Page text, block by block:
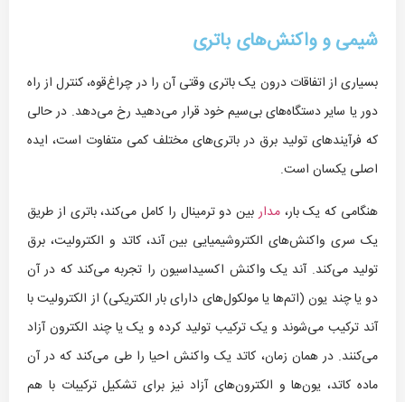
شیمی و واکنش‌های باتری
بسیاری از اتفاقات درون یک باتری وقتی آن را در چراغ‌قوه، کنترل از راه
دور یا سایر دستگاه‌های بی‌سیم خود قرار می‌دهید رخ می‌دهد. در حالی
که فرآیندهای تولید برق در باتری‌های مختلف کمی متفاوت است، ایده
اصلی یکسان است.
هنگامی که یک بار،مداربین دو ترمینال را کامل می‌کند، باتری از طریق
یک سری واکنش‌های الکتروشیمیایی بین آند، کاتد و الکترولیت، برق
تولید می‌کند. آند یک واکنش اکسیداسیون را تجربه می‌کند که در آن
دو یا چند یون (اتم‌ها یا مولکول‌های دارای بار الکتریکی) از الکترولیت با
آند ترکیب می‌شوند و یک ترکیب تولید کرده و یک یا چند الکترون آزاد
می‌کنند. در همان زمان، کاتد یک واکنش احیا را طی می‌کند که در آن
ماده کاتد، یون‌ها و الکترون‌های آزاد نیز برای تشکیل ترکیبات با هم